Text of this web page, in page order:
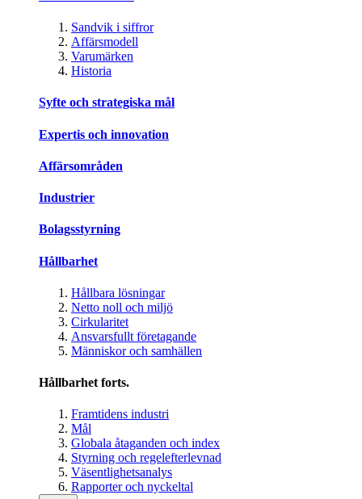
Sandvik i siffror
Affärsmodell
Varumärken
Historia
Syfte och strategiska mål
Expertis och innovation
Affärsområden
Industrier
Bolagsstyrning
Hållbarhet
Hållbara lösningar
Netto noll och miljö
Cirkularitet
Ansvarsfullt företagande
Människor och samhällen
Hållbarhet forts.
Framtidens industri
Mål
Globala åtaganden och index
Styrning och regelefterlevnad
Väsentlighetsanalys
Rapporter och nyckeltal